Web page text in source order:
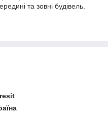
та зовні будівель.